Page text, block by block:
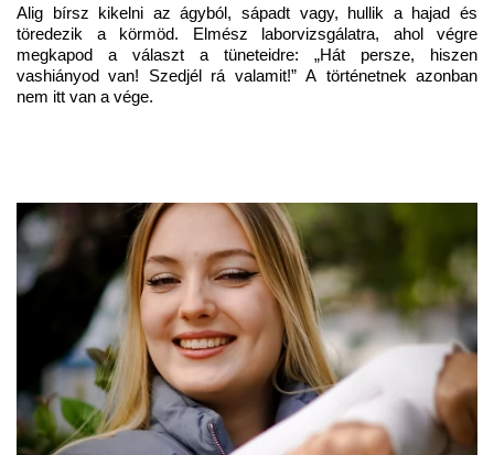
Alig bírsz kikelni az ágyból, sápadt vagy, hullik a hajad és
töredezik a körmöd. Elmész laborvizsgálatra, ahol végre
megkapod a választ a tüneteidre: „Hát persze, hiszen
vashiányod van! Szedjél rá valamit!” A történetnek azonban
nem itt van a vége.